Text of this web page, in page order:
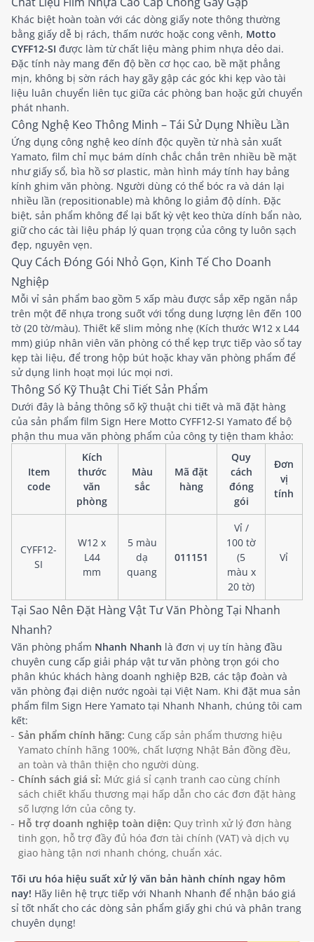
Khác biệt hoàn toàn với các dòng giấy note thông thường
bằng giấy dễ bị rách, thấm nước hoặc cong vênh, Motto
CYFF12-SI được làm từ chất liệu màng phim nhựa dẻo dai.
Đặc tính này mang đến độ bền cơ học cao, bề mặt phẳng
mịn, không bị sờn rách hay gãy gập các góc khi kẹp vào tài
liệu luân chuyển liên tục giữa các phòng ban hoặc gửi chuyển
phát nhanh.
Công Nghệ Keo Thông Minh – Tái Sử Dụng Nhiều Lần
Ứng dụng công nghệ keo dính độc quyền từ nhà sản xuất
Yamato, film chỉ mục bám dính chắc chắn trên nhiều bề mặt
như giấy sổ, bìa hồ sơ plastic, màn hình máy tính hay bảng
kính ghim văn phòng. Người dùng có thể bóc ra và dán lại
nhiều lần (repositionable) mà không lo giảm độ dính. Đặc
biệt, sản phẩm không để lại bất kỳ vệt keo thừa dính bẩn nào,
giữ cho các tài liệu pháp lý quan trọng của công ty luôn sạch
đẹp, nguyên vẹn.
Quy Cách Đóng Gói Nhỏ Gọn, Kinh Tế Cho Doanh
Nghiệp
Mỗi vỉ sản phẩm bao gồm 5 xấp màu được sắp xếp ngăn nắp
trên một đế nhựa trong suốt với tổng dung lượng lên đến 100
tờ (20 tờ/màu). Thiết kế slim mỏng nhẹ (Kích thước W12 x L44
mm) giúp nhân viên văn phòng có thể kẹp trực tiếp vào sổ tay
kẹp tài liệu, để trong hộp bút hoặc khay văn phòng phẩm để
sử dụng linh hoạt mọi lúc mọi nơi.
Thông Số Kỹ Thuật Chi Tiết Sản Phẩm
Dưới đây là bảng thông số kỹ thuật chi tiết và mã đặt hàng
của sản phẩm film Sign Here Motto CYFF12-SI Yamato để bộ
phận thu mua văn phòng phẩm của công ty tiện tham khảo:
Item
code
Kích
thước
văn
phòng
Màu
sắc
Mã đặt
hàng
Quy
cách
đóng
gói
Đơn
vị
tính
CYFF12-
SI
W12 x
L44
mm
5 màu
dạ
quang
011151
Vỉ /
100 tờ
(5
màu x
20 tờ)
Vỉ
Tại Sao Nên Đặt Hàng Vật Tư Văn Phòng Tại Nhanh
Nhanh?
Văn phòng phẩm Nhanh Nhanh là đơn vị uy tín hàng đầu
chuyên cung cấp giải pháp vật tư văn phòng trọn gói cho
phân khúc khách hàng doanh nghiệp B2B, các tập đoàn và
văn phòng đại diện nước ngoài tại Việt Nam. Khi đặt mua sản
phẩm film Sign Here Yamato tại Nhanh Nhanh, chúng tôi cam
kết:
Sản phẩm chính hãng: Cung cấp sản phẩm thương hiệu
Yamato chính hãng 100%, chất lượng Nhật Bản đồng đều,
an toàn và thân thiện cho người dùng.
Chính sách giá sỉ: Mức giá sỉ cạnh tranh cao cùng chính
sách chiết khấu thương mại hấp dẫn cho các đơn đặt hàng
số lượng lớn của công ty.
Hỗ trợ doanh nghiệp toàn diện: Quy trình xử lý đơn hàng
tinh gọn, hỗ trợ đầy đủ hóa đơn tài chính (VAT) và dịch vụ
giao hàng tận nơi nhanh chóng, chuẩn xác.
Tối ưu hóa hiệu suất xử lý văn bản hành chính ngay hôm
nay! Hãy liên hệ trực tiếp với Nhanh Nhanh để nhận báo giá
sỉ tốt nhất cho các dòng sản phẩm giấy ghi chú và phân trang
chuyên dụng!